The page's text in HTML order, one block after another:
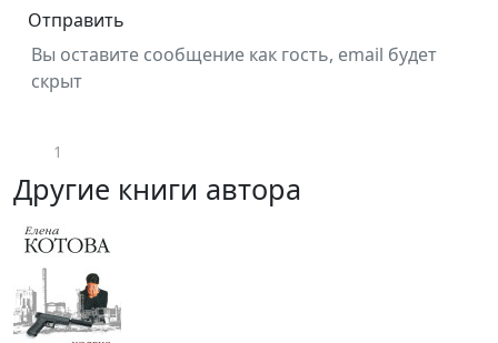
Отправить
Вы оставите сообщение как гость, email будет
скрыт
1
Другие книги автора